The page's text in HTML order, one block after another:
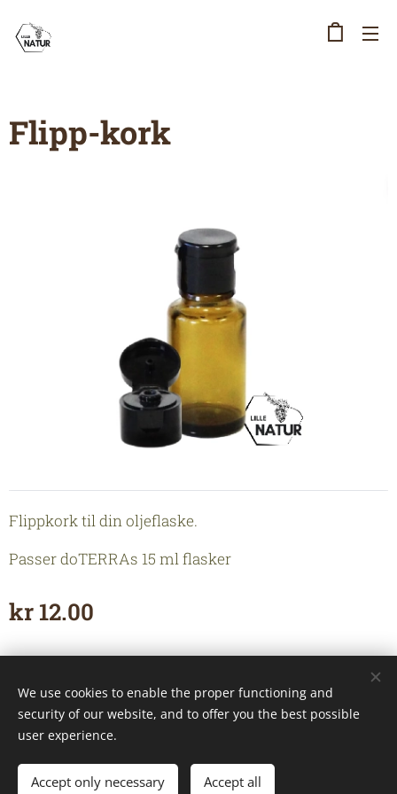
Flipp-kork
Flippkork til din oljeflaske.
Passer doTERRAs 15 ml flasker
kr 12.00
ADD TO CART
Hjemmeside tilhører Lille Natur AS
En verden full av magiske dråper
Cookies
We use cookies to enable the proper functioning and
security of our website, and to offer you the best possible
user experience.
Accept only necessary Accept all